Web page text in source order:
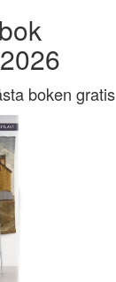
boken gratis